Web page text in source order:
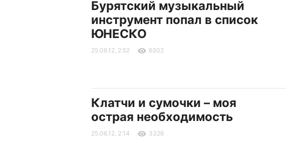
Бурятский музыкальный
инструмент попал в список
ЮНЕСКО
25.06.12, 2:52 6302
Клатчи и сумочки – моя
острая необходимость
25.06.12, 2:14 3326